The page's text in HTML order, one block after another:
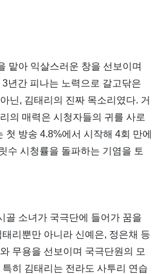
맡아 익살스러운 창을 선보이며
년간 피나는 노력으로 갈고닦은
닌, 김태리의 진짜 목소리였다. 거
의 매력은 시청자들의 귀를 사로
첫 방송 4.8%에서 시작해 4회 만에
수 시청률을 돌파하는 기염을 토
골 소녀가 국극단에 들어가 꿈을
리뿐만 아니라 신예은, 정은채 등
무용을 선보이며 국극단원의 모
히 김태리는 전라도 사투리 연습